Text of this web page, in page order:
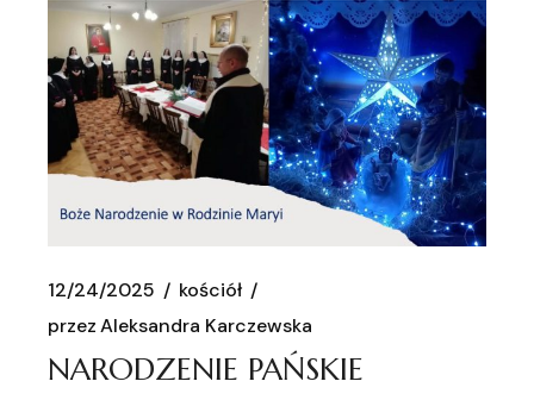
12/24/2025
kościół
przez Aleksandra Karczewska
NARODZENIE PAŃSKIE